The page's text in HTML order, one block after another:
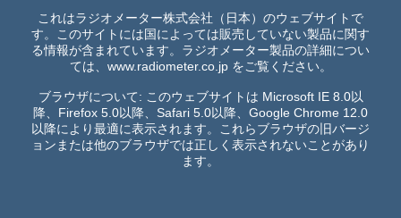
これはラジオメーター株式会社（日本）のウェブサイトで
す。このサイトには国によっては販売していない製品に関す
る情報が含まれています。ラジオメーター製品の詳細につい
ては、 www.radiometer.co.jpをご覧ください。
ブラウザについて: このウェブサイトは Microsoft IE 8.0以
降、Firefox 5.0以降、Safari 5.0以降、Google Chrome 12.0
以降により最適に表示されます。これらブラウザの旧バージ
ョンまたは他のブラウザでは正しく表示されないことがあり
ます。